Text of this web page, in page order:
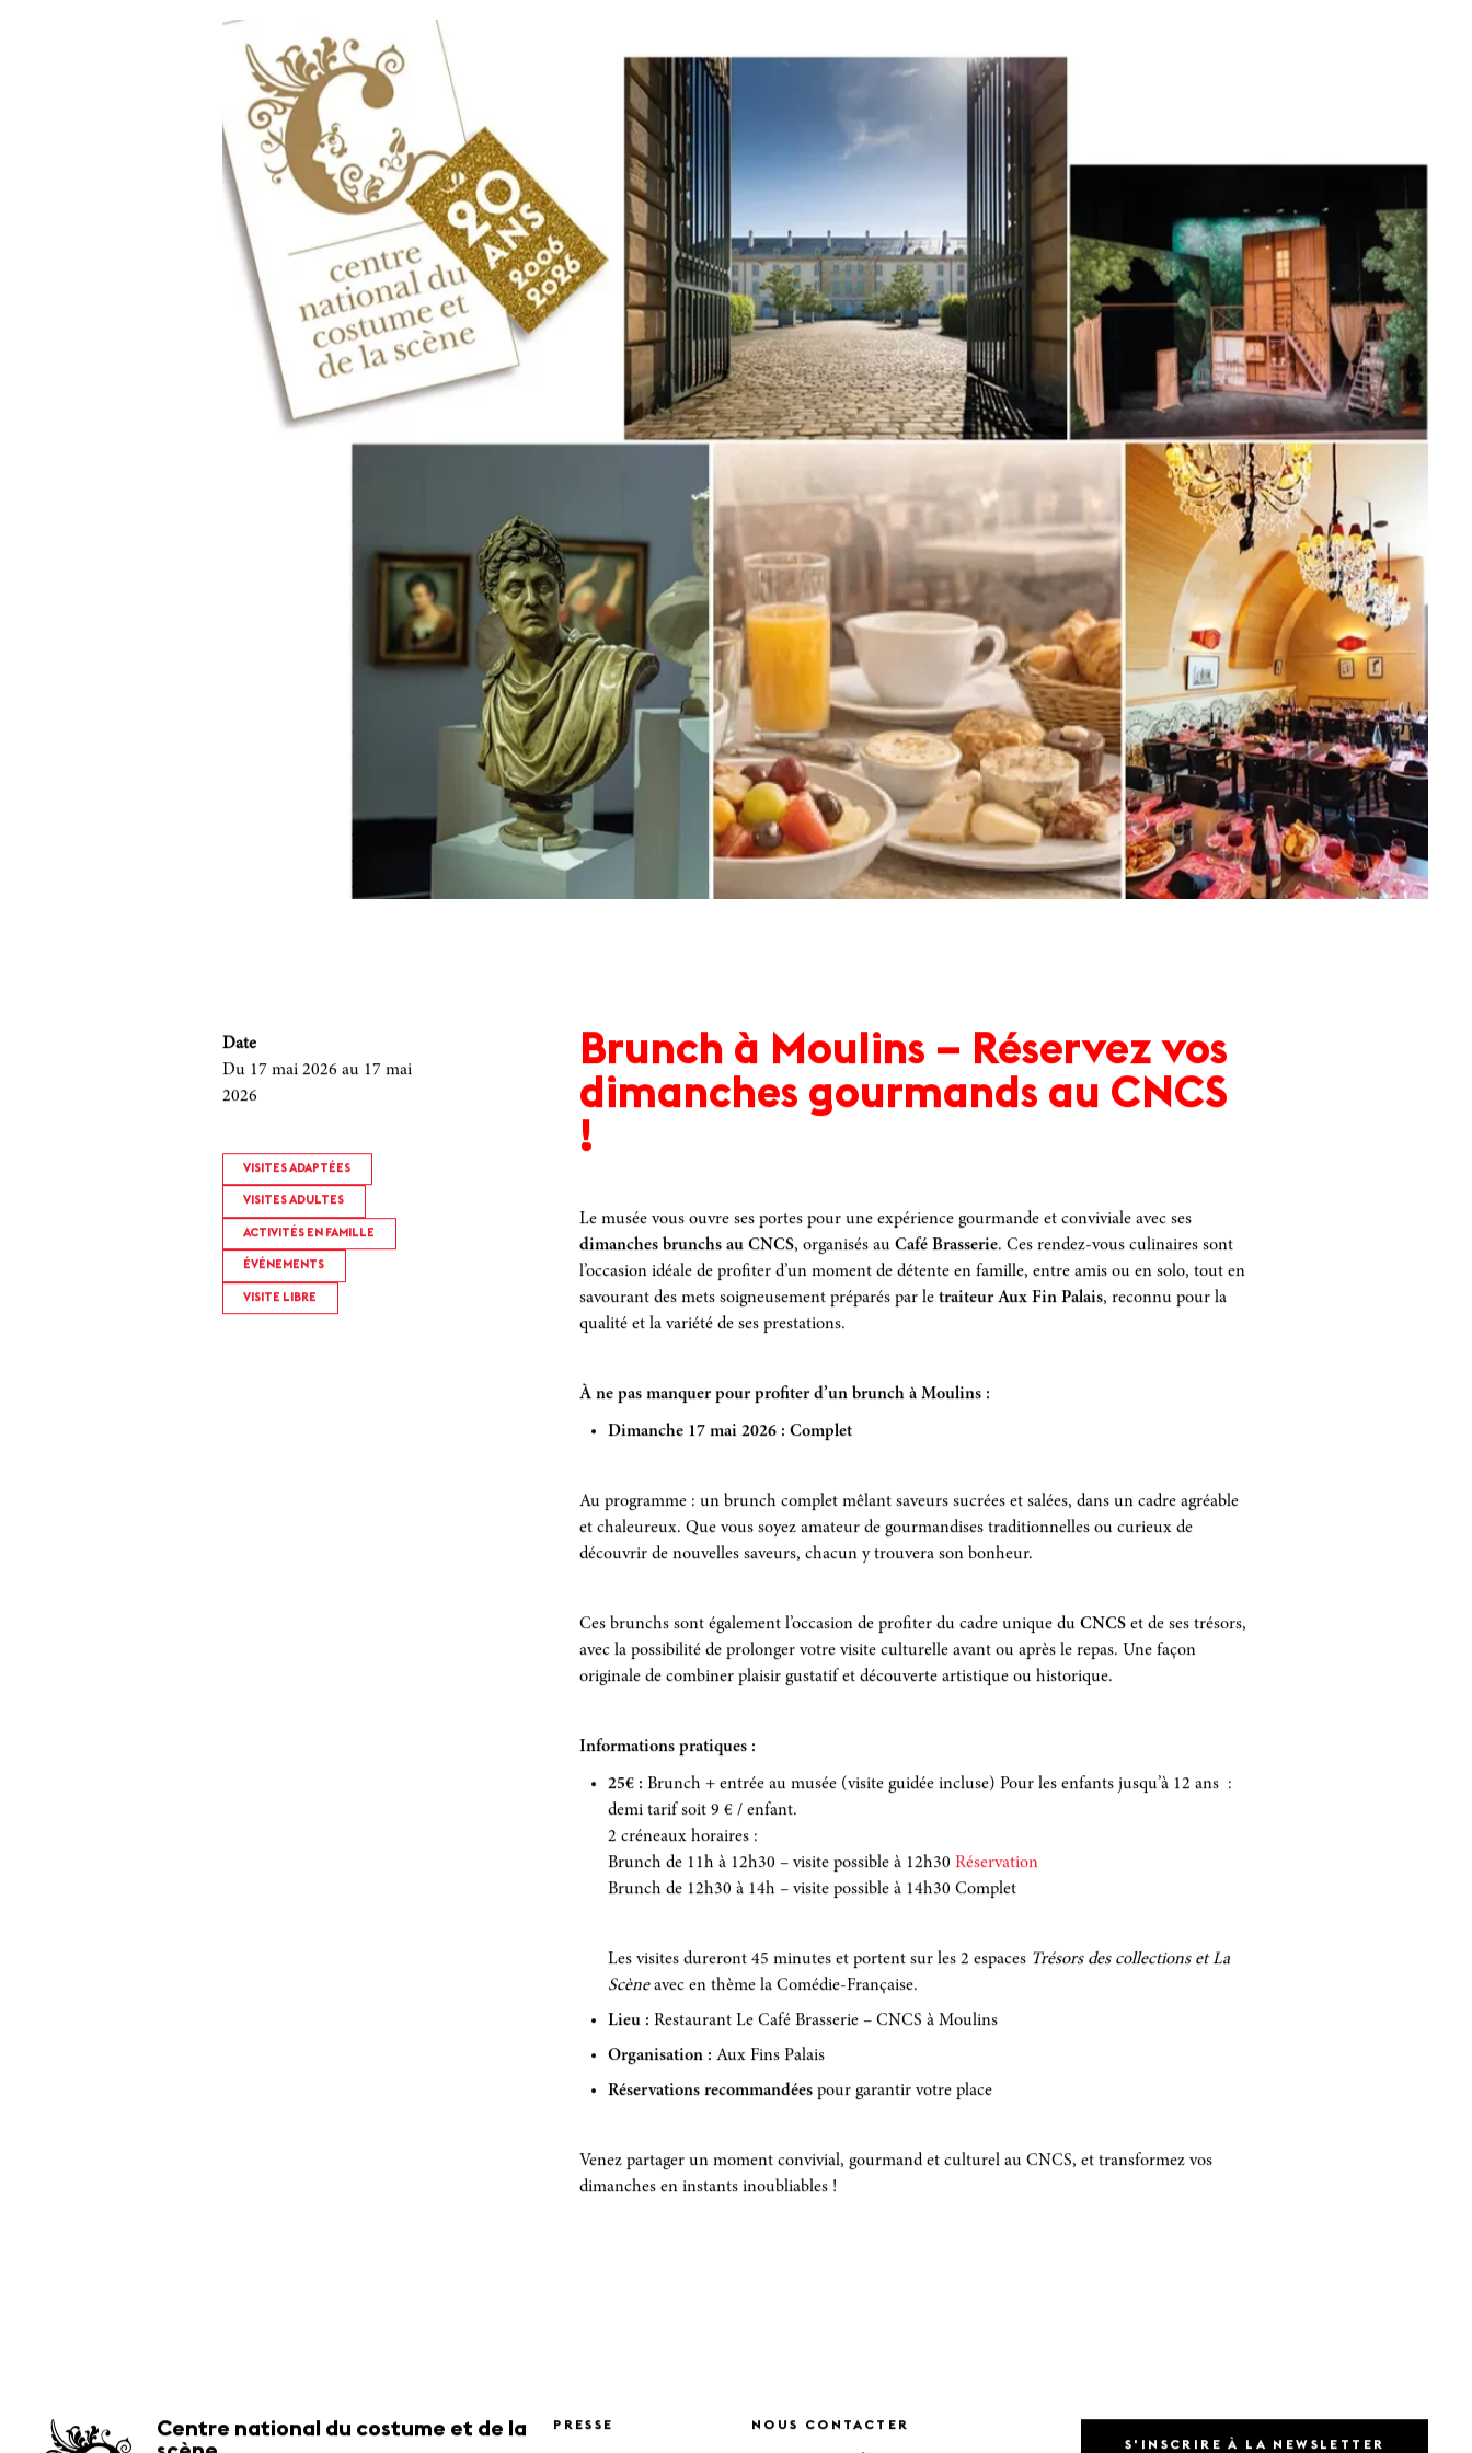
Date
Du 17 mai 2026 au 17 mai
2026
VISITES ADAPTÉES
VISITES ADULTES
ACTIVITÉS EN FAMILLE
ÉVÉNEMENTS
VISITE LIBRE
Brunch à Moulins – Réservez vos
dimanches gourmands au CNCS
!
Le musée vous ouvre ses portes pour une expérience gourmande et conviviale avec ses
dimanches brunchs au CNCS, organisés au Café Brasserie. Ces rendez-vous culinaires sont
l’occasion idéale de profiter d’un moment de détente en famille, entre amis ou en solo, tout en
savourant des mets soigneusement préparés par le traiteur Aux Fin Palais, reconnu pour la
qualité et la variété de ses prestations.
À ne pas manquer pour profiter d’un brunch à Moulins :
Dimanche 17 mai 2026 : Complet
Au programme : un brunch complet mêlant saveurs sucrées et salées, dans un cadre agréable
et chaleureux. Que vous soyez amateur de gourmandises traditionnelles ou curieux de
découvrir de nouvelles saveurs, chacun y trouvera son bonheur.
Ces brunchs sont également l’occasion de profiter du cadre unique du CNCS et de ses trésors,
avec la possibilité de prolonger votre visite culturelle avant ou après le repas. Une façon
originale de combiner plaisir gustatif et découverte artistique ou historique.
Informations pratiques :
25€ : Brunch + entrée au musée (visite guidée incluse) Pour les enfants jusqu’à 12 ans :
demi tarif soit 9 € / enfant.
2 créneaux horaires :
Brunch de 11h à 12h30 – visite possible à 12h30 Réservation
Brunch de 12h30 à 14h – visite possible à 14h30 Complet
Les visites dureront 45 minutes et portent sur les 2 espaces Trésors des collections et La
Scèneavec en thème la Comédie-Française.
Lieu : Restaurant Le Café Brasserie – CNCS à Moulins
Organisation : Aux Fins Palais
Réservations recommandées pour garantir votre place
Venez partager un moment convivial, gourmand et culturel au CNCS, et transformez vos
dimanches en instants inoubliables !
Centre national du costume et de la
PRESSE
NOUS CONTACTER
S'INSCRIRE À LA NEWSLETTER